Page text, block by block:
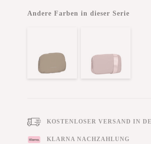
Andere Farben in dieser Serie
KOSTENLOSER VERSAND IN
KLARNA NACHZAHLUNG